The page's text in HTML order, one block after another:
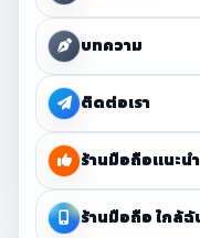
บทความ
ติดต่อเรา
ร้านมือถือแนะนำ
ร้านมือถือ ใกล้ฉั